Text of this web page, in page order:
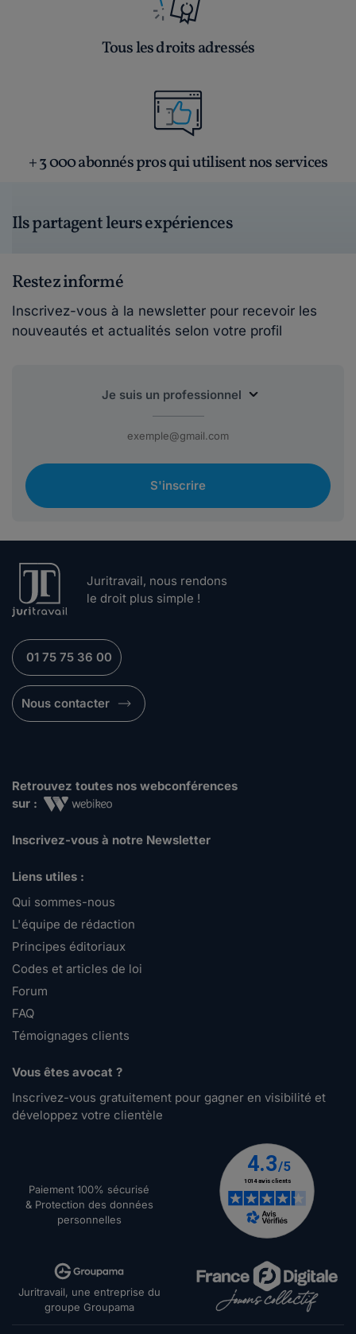
Tous les droits adressés
+ 3 000 abonnés pros qui utilisent nos services
Ils partagent leurs expériences
Restez informé
Inscrivez-vous à la newsletter pour recevoir les
nouveautés et actualités selon votre profil
S'inscrire
Juritravail, nous rendons
le droit plus simple !
01 75 75 36 00
Nous contacter
Retrouvez toutes nos webconférences
sur :
Inscrivez-vous à notre Newsletter
Liens utiles :
Qui sommes-nous
L'équipe de rédaction
Principes éditoriaux
Codes et articles de loi
Forum
FAQ
Témoignages clients
Vous êtes avocat ?
Inscrivez-vous gratuitement pour gagner en visibilité et
développez votre clientèle
Paiement 100% sécurisé
& Protection des données
personnelles
Juritravail, une entreprise du
groupe Groupama